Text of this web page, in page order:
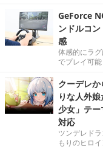
GeForce
ンドルコ
感
体感的にラ
でプレイ可能
クーデレ
りな人外
少女」テ
対応
ツンデレド
もりのヒロ